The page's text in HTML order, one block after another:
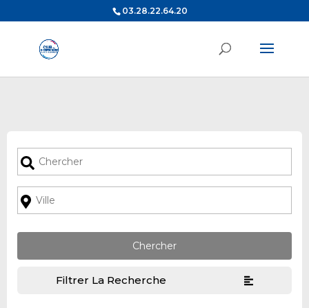
03.28.22.64.20
Filtrer La Recherche